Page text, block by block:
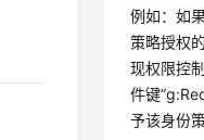
例如：如
策略授权
现权限控
件键
予该身份